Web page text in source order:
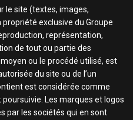
le site (textes, images,
exclusive du Groupe
représentation,
de tout ou partie des
ou le procédé utilisé, est
du site ou de l’un
est considérée comme
Les marques et logos
par les sociétés qui en sont